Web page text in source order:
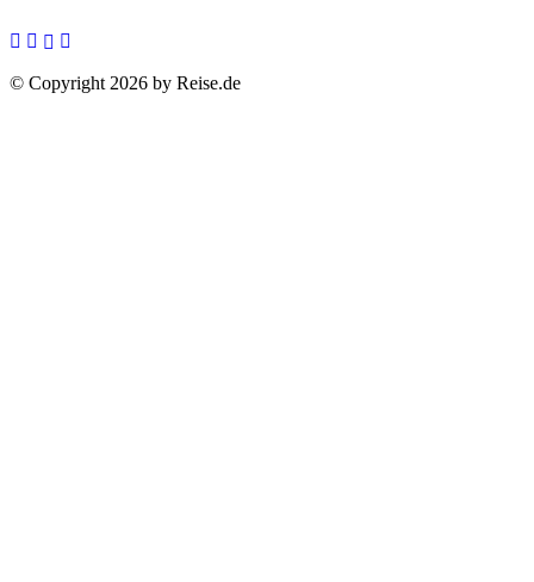
© Copyright 2026 by Reise.de